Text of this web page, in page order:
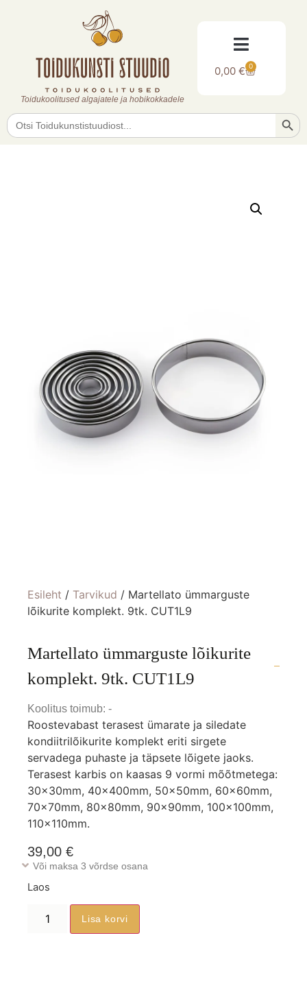
Toidukoolitused algajatele ja hobikokkadele
0,00€ 0
Search
for:
Esileht / Tarvikud / Martellato ümmarguste
lõikurite komplekt. 9tk. CUT1L9
Martellato ümmarguste lõikurite
komplekt. 9tk. CUT1L9
Koolitus toimub: -
Roostevabast terasest ümarate ja siledate
kondiitrilõikurite komplekt eriti sirgete
servadega puhaste ja täpsete lõigete jaoks.
Terasest karbis on kaasas 9 vormi mõõtmetega:
30x30mm, 40x400mm, 50x50mm, 60x60mm,
70x70mm, 80x80mm, 90x90mm, 100x100mm,
110x110mm.
39,00 €
Või maksa 3 võrdse osana
Laos
Lisa korvi